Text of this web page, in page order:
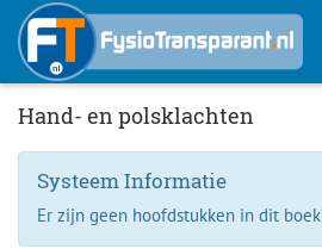
Hand- en polsklachten
Systeem Informatie
Er zijn geen hoofdstukken in dit boek